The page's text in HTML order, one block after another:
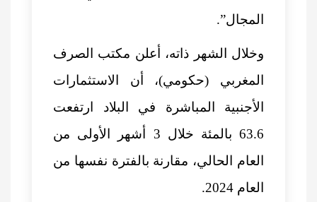
المجال”.
وخلال الشهر ذاته، أعلن مكتب الصرف
المغربي (حكومي)، أن الاستثمارات
الأجنبية المباشرة في البلاد ارتفعت
63.6 بالمئة خلال 3 أشهر الأولى من
العام الحالي، مقارنة بالفترة نفسها من
العام 2024.